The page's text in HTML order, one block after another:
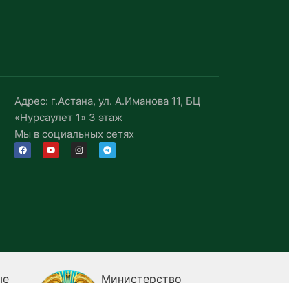
Адрес: г.Астана, ул. А.Иманова 11, БЦ
«Нурсаулет 1» 3 этаж
Мы в социальных сетях
Министерство